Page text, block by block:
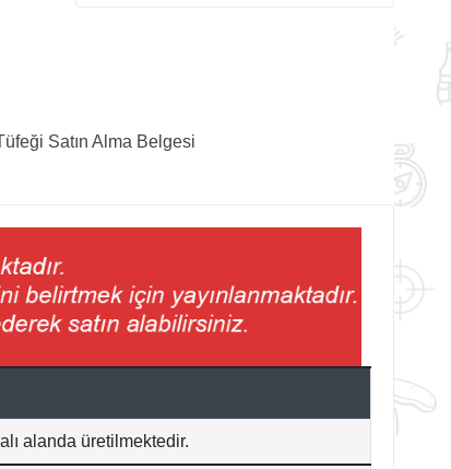
Satın Alma Belgesi
alanda üretilmektedir.